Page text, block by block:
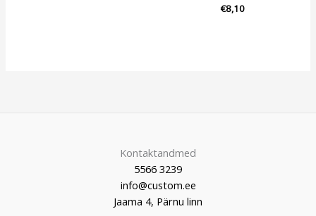
€8,10
Kontaktandmed
5566 3239
info@custom.ee
Jaama 4, Pärnu linn